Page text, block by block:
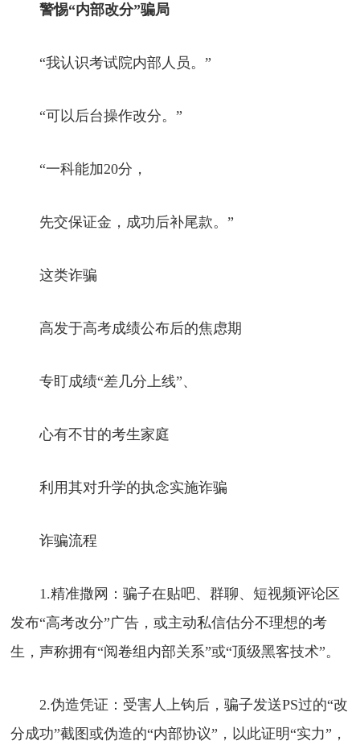
警惕“内部改分”骗局
“我认识考试院内部人员。”
“可以后台操作改分。”
“一科能加20分，
先交保证金，成功后补尾款。”
这类诈骗
高发于高考成绩公布后的焦虑期
专盯成绩“差几分上线”、
心有不甘的考生家庭
利用其对升学的执念实施诈骗
诈骗流程
1.精准撒网：骗子在贴吧、群聊、短视频评论区
发布“高考改分”广告，或主动私信估分不理想的考
生，声称拥有“阅卷组内部关系”或“顶级黑客技术”。
2.伪造凭证：受害人上钩后，骗子发送PS过的“改
分成功”截图或伪造的“内部协议”，以此证明“实力”，